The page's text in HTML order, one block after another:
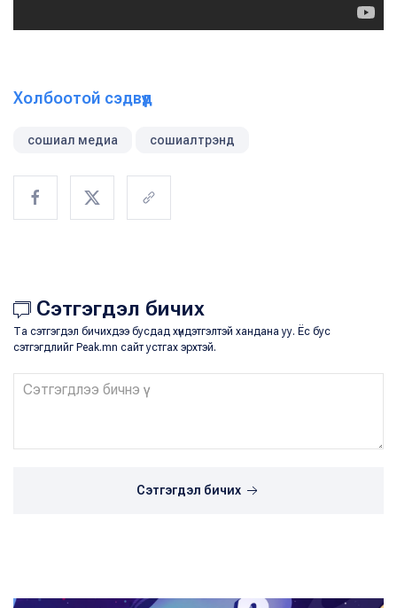
Холбоотой сэдвүүд
сошиал медиа сошиалтрэнд
Сэтгэгдэл бичих
Та сэтгэгдэл бичихдээ бусдад хүндэтгэлтэй хандана уу. Ёс бус
сэтгэгдлийг Peak.mn сайт устгах эрхтэй.
Сэтгэгдэл бичих